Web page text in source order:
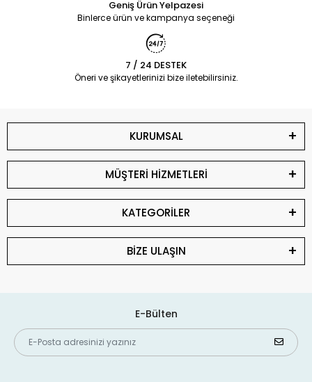
Geniş Ürün Yelpazesi
Binlerce ürün ve kampanya seçeneği
7 / 24 DESTEK
Öneri ve şikayetlerinizi bize iletebilirsiniz.
KURUMSAL
MÜŞTERİ HİZMETLERİ
KATEGORİLER
BİZE ULAŞIN
E-Bülten